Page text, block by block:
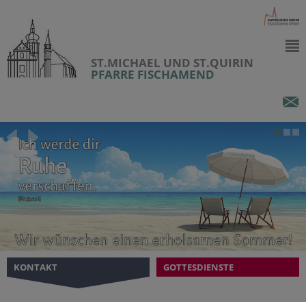
ST.MICHAEL UND ST.QUIRIN
PFARRE FISCHAMEND
KONTAKT GOTTESDIENSTE